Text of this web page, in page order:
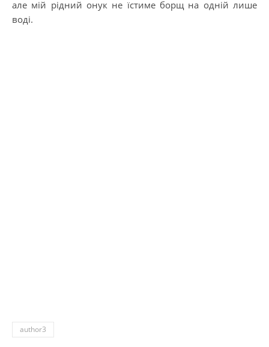
але мій рідний онук не їстиме борщ на одній лише
воді.
author3